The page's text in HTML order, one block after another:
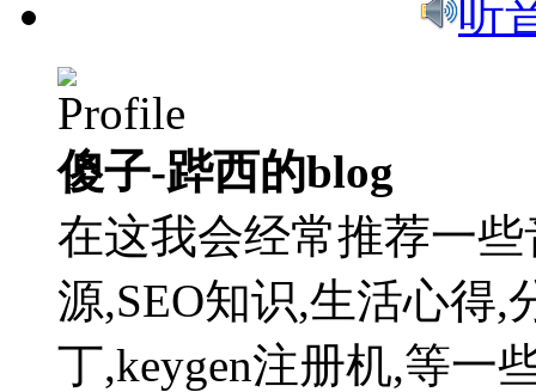
听
傻子-跸西的blog
在这我会经常推荐一
源,SEO知识,生活心得,
丁,keygen注册机,等一